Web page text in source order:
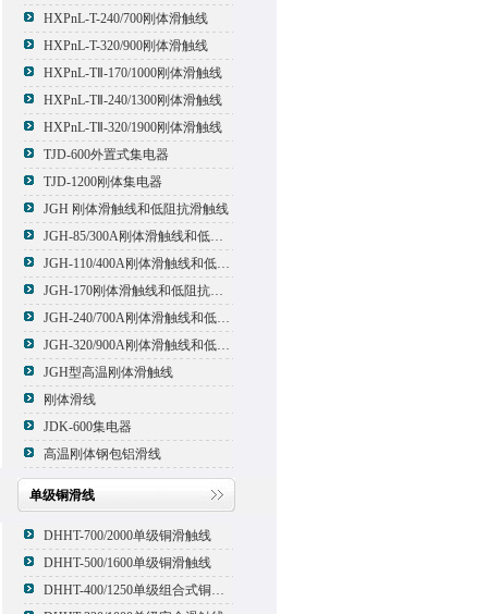
HXPnL-T-240/700刚体滑触线
HXPnL-T-320/900刚体滑触线
HXPnL-TⅡ-170/1000刚体滑触线
HXPnL-TⅡ-240/1300刚体滑触线
HXPnL-TⅡ-320/1900刚体滑触线
TJD-600外置式集电器
TJD-1200刚体集电器
JGH 刚体滑触线和低阻抗滑触线
JGH-85/300A刚体滑触线和低阻抗滑触线
JGH-110/400A刚体滑触线和低阻抗滑触线
JGH-170刚体滑触线和低阻抗滑触线
JGH-240/700A刚体滑触线和低阻抗滑触线
JGH-320/900A刚体滑触线和低阻抗滑触线
JGH型高温刚体滑触线
刚体滑线
JDK-600集电器
高温刚体钢包铝滑线
单级铜滑线
DHHT-700/2000单级铜滑触线
DHHT-500/1600单级铜滑触线
DHHT-400/1250单级组合式铜滑线,滑触线